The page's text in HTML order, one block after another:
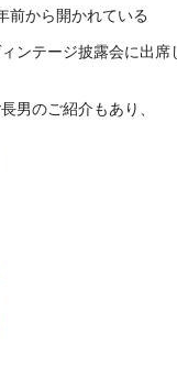
前から開かれている
ンテージ披露会に出席
男のご紹介もあり、